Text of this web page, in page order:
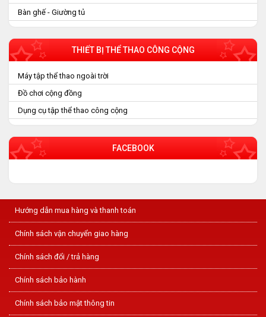
Bàn ghế - Giường tủ
THIẾT BỊ THỂ THAO CÔNG CỘNG
Máy tập thể thao ngoài trời
Đồ chơi cộng đồng
Dụng cụ tập thể thao công cộng
FACEBOOK
Hướng dẫn mua hàng và thanh toán
Chính sách vận chuyển giao hàng
Chính sách đổi / trả hàng
Chính sách bảo hành
Chính sách bảo mật thông tin